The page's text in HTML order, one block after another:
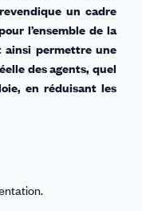
un cadre
l’ensemble de la
ainsi permettre une
des agents, quel
en réduisant les